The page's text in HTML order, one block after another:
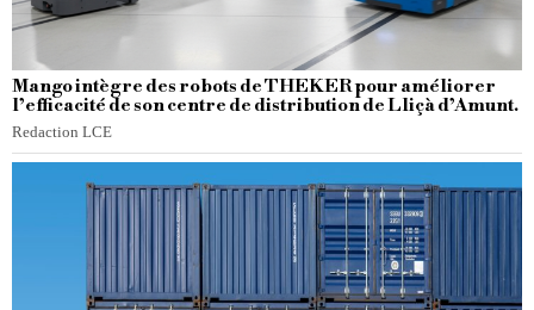
Mango intègre des robots de THEKER pour améliorer
l’efficacité de son centre de distribution de Lliçà d’Amunt.
Redaction LCE